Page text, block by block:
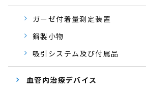
ガーゼ付着量測定装置
鋼製小物
吸引システム及び付属品
血管内治療デバイス